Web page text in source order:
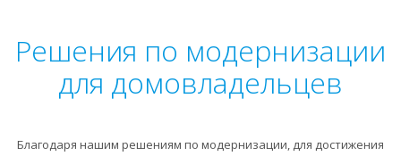
Решения по модернизации
для домовладельцев
Благодаря нашим решениям по модернизации, для достижения